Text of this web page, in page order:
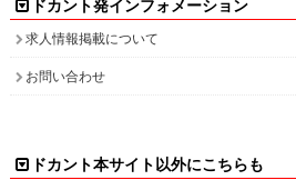
求人情報掲載について
お問い合わせ
ドカント公式 X(旧Twitter)